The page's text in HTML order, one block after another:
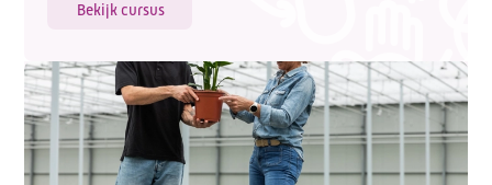
Bekijk cursus